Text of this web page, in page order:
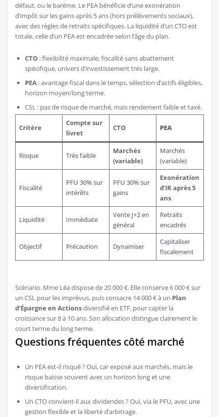
défaut, ou le barème. Le PEA bénéficie d’une exonération
d’impôt sur les gains après 5 ans (hors prélèvements sociaux),
avec des règles de retraits spécifiques. La liquidité d’un CTO est
totale, celle d’un PEA est encadrée selon l’âge du plan.
CTO : flexibilité maximale, fiscalité sans abattement
spécifique, univers d’investissement très large.
PEA : avantage fiscal dans le temps, sélection d’actifs éligibles,
horizon moyen/long terme.
CSL : pas de risque de marché, mais rendement faible et taxé.
Critère
Compte sur
livret
CTO PEA
Risque Très faible
Marchés
(variable)
Marchés
(variable)
Fiscalité
PFU 30% sur
intérêts
PFU 30% sur
gains
Exonération
d’IR après 5
ans
Liquidité Immédiate
Vente J+2 en
général
Retraits
encadrés
Objectif Précaution Dynamiser
Capitaliser
fiscalement
Scénario. Mme Léa dispose de 20 000 €. Elle conserve 6 000 € sur
un CSL pour les imprévus, puis consacre 14 000 € à un Plan
d’Épargne en Actionsdiversifié en ETF, pour capter la
croissance sur 8 à 10 ans. Son allocation distingue clairement le
court terme du long terme.
Questions fréquentes côté marché
Un PEA est-il risqué ? Oui, car exposé aux marchés, mais le
risque baisse souvent avec un horizon long et une
diversification.
Un CTO convient-il aux dividendes ? Oui, via le PFU, avec une
gestion flexible et la liberté d’arbitrage.